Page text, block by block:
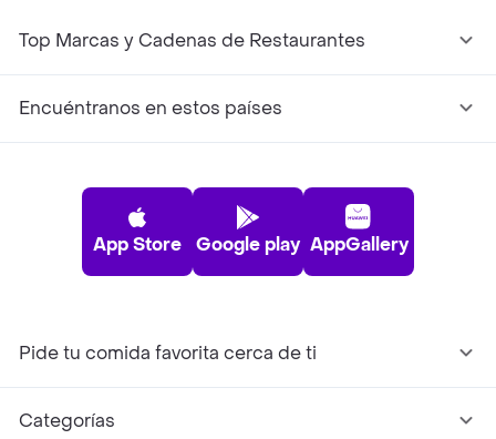
Top Marcas y Cadenas de Restaurantes
Encuéntranos en estos países
App Store Google play AppGallery
Pide tu comida favorita cerca de ti
Categorías